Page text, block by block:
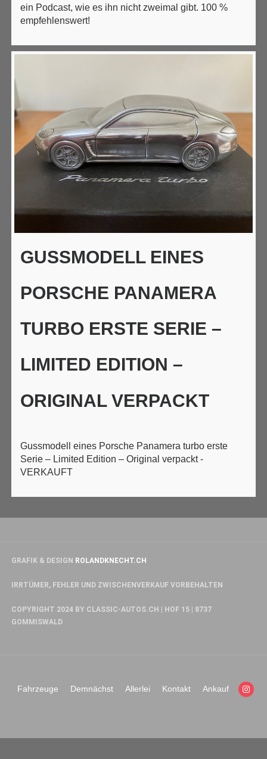
ein Podcast, wie es ihn nicht zweimal gibt. 100 %
empfehlenswert!
GUSSMODELL EINES
PORSCHE PANAMERA
TURBO ERSTE SERIE –
LIMITED EDITION –
ORIGINAL VERPACKT
Gussmodell eines Porsche Panamera turbo erste
Serie – Limited Edition – Original verpackt -
VERKAUFT
GRAFIK & DESIGN ROLANDKNECHT.CH
IRRTÜMER, FEHLER UND ZWISCHENVERKAUF VORBEHALTEN
COPYRIGHT 2024 BY CLASSIC-AUTOS.CH | HOF 15 | 8737
GOMMISWALD
Fahrzeuge Demnächst Allerlei Kontakt Ankauf